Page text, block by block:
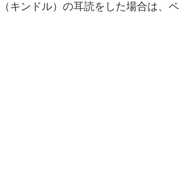
キンドル）の耳読をした場合は、ペ